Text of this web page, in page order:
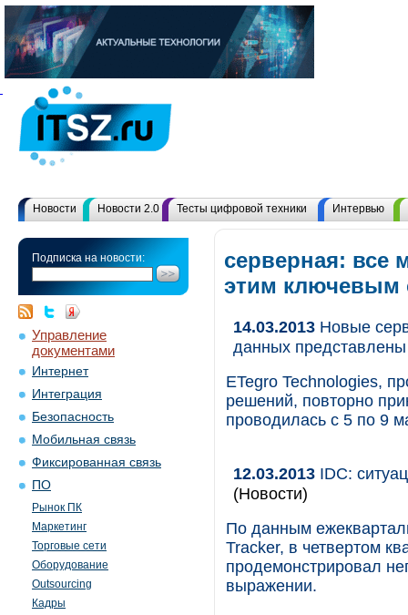
Новости Новости 2.0 Тесты цифровой техники Интервью
Подписка на новости:
Управление
документами
Интернет
Интеграция
Безопасность
Мобильная связь
Фиксированная связь
ПО
Рынок ПК
Маркетинг
Торговые сети
Оборудование
Outsourcing
Кадры
серверная: все
этим ключевым
14.03.2013 Новые
данных
ETegro Technologies,
решений, повторно
проводилась с 5 по 9
12.03.2013 IDC:
(Новости)
По данным
Tracker, в четвертом
продемонстрировал
выражении.